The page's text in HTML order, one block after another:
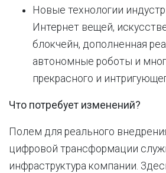
Новые технологии
Интернет вещей,
блокчейн, дополненная
автономные роботы и
прекрасного и
Что потребует изменений?
Полем для реального
цифровой трансформации
инфраструктура компании.